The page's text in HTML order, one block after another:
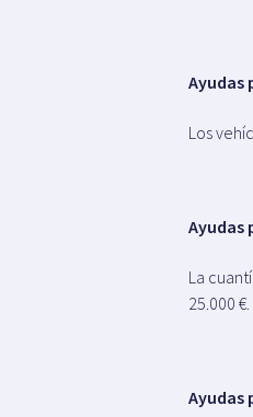
Ayudas
Los
Ayudas
La
25.000 €.
Ayudas